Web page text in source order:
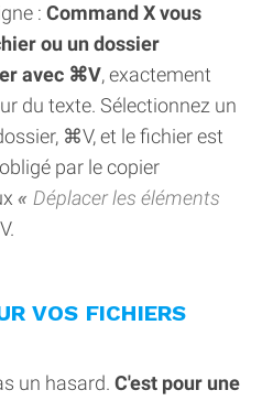
: Command X vous
ou un dossier
avec ⌘V, exactement
du texte. Sélectionnez un
⌘V, et le fichier est
par le copier
Déplacer les éléments
VOS FICHIERS
un hasard. C'est pour une